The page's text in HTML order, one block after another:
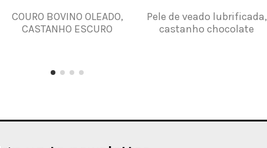
COURO BOVINO OLEADO,
CASTANHO ESCURO
Pele de veado lubrificada,
castanho chocolate